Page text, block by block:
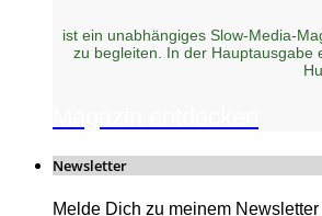
ist ein unabhängiges Slow-Media-
zu begleiten. In der Hauptausgabe
Newsletter
Melde Dich zu meinem